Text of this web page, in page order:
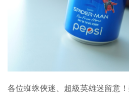
各位蜘蛛俠迷、超級英雄迷留意